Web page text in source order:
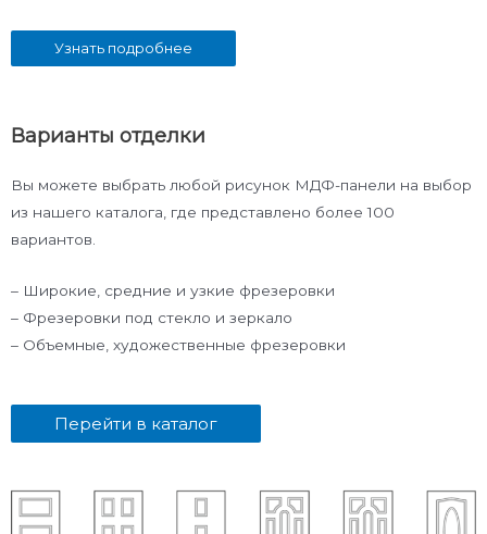
Узнать подробнее
Варианты отделки
Вы можете выбрать любой рисунок МДФ-панели на выбор
из нашего каталога, где представлено более 100
вариантов.
– Широкие, средние и узкие фрезеровки
– Фрезеровки под стекло и зеркало
– Объемные, художественные фрезеровки
Перейти в каталог